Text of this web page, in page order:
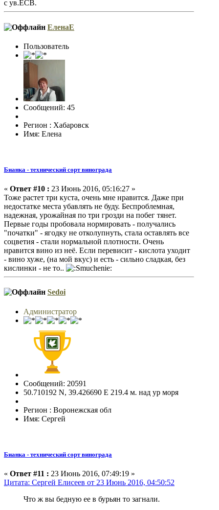
с ув.ЕСВ.
ЕленаЕ
Пользователь
Сообщений: 45
Регион : Хабаровск
Имя: Елена
Бианка - технический сорт винограда
« Ответ #10 : 23 Июнь 2016, 05:16:27 »
Тоже растет три куста, очень мне нравится. Даже при
недостатке места убавлять не буду. Беспроблемная,
надежная, урожайная по три грозди на побег тянет.
Первые годы пробовала нормировать - получались
"початки" - ягодку не отколупнуть, стала оставлять все
соцветия - стали нормальной плотности. Очень
нравится вино из неё. Если перевисит - кислота уходит
- вино хуже, (на мой вкус) и есть - сильно сладкая, без
кислинки - не то..
Sedoi
Администратор
Сообщений: 20591
50.710192 N, 39.426690 E 219.4 м. над ур моря
Регион : Воронежская обл
Имя: Сергей
Бианка - технический сорт винограда
« Ответ #11 : 23 Июнь 2016, 07:49:19 »
Цитата: Сергей Елисеев от 23 Июнь 2016, 04:50:52
Что ж вы бедную ее в бурьян то загнали.